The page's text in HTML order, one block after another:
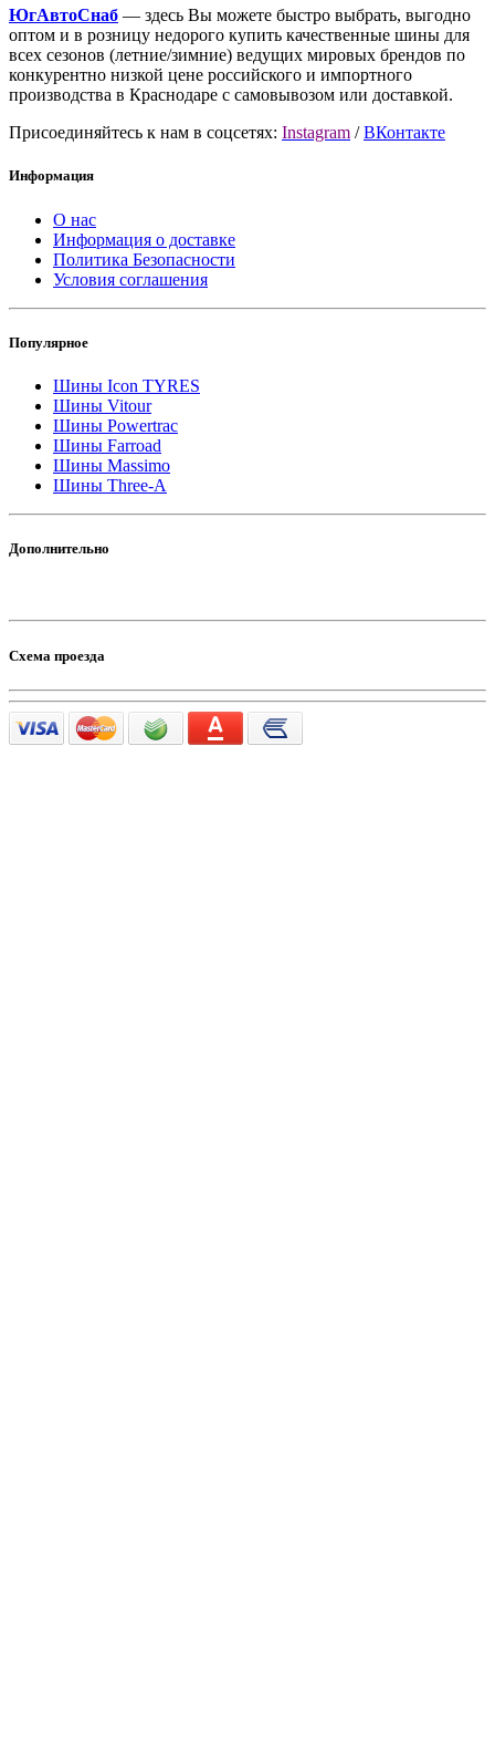
ЮгАвтоСнаб — здесь Вы можете быстро выбрать, выгодно
оптом и в розницу недорого купить качественные шины для
всех сезонов (летние/зимние) ведущих мировых брендов по
конкурентно низкой цене российского и импортного
производства в Краснодаре с самовывозом или доставкой.
Присоединяйтесь к нам в соцсетях: Instagram /ВКонтакте
Информация
О нас
Информация о доставке
Политика Безопасности
Условия соглашения
Популярное
Шины Icon TYRES
Шины Vitour
Шины Powertrac
Шины Farroad
Шины Massimo
Шины Three-A
Дополнительно
Схема проезда